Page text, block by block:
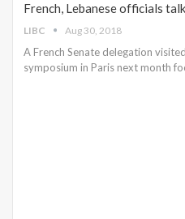
French, Lebanese officials
LIBC Aug 30, 2018
A French Senate delegation
symposium in Paris next month